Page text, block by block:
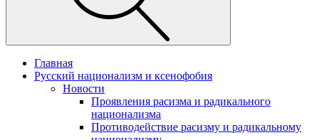
Главная
Русский национализм и ксенофобия
Новости
Проявления расизма и радикального
национализма
Противодействие расизму и радикальному